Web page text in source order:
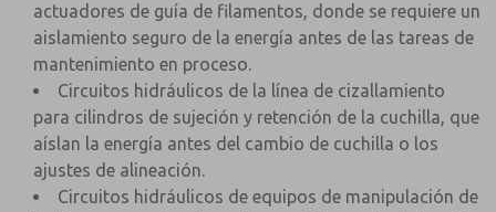
actuadores de guía de filamentos, donde se requiere un
aislamiento seguro de la energía antes de las tareas de
mantenimiento en proceso.
Circuitos hidráulicos de la línea de cizallamiento
para cilindros de sujeción y retención de la cuchilla, que
aíslan la energía antes del cambio de cuchilla o los
ajustes de alineación.
Circuitos hidráulicos de equipos de manipulación de